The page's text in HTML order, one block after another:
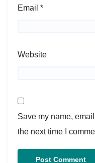
Email *
Website
Save my name,
the next time I